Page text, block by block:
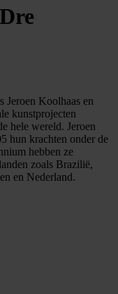
Koolhaas en
kunstprojecten
hele wereld. Jeroen
hun krachten onder de
hebben ze
zoals Brazilië,
en Nederland.